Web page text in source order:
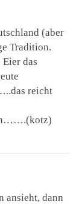
(aber
Tradition.
das
reicht
ansieht, dann